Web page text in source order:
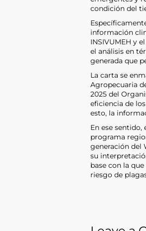
condición del
información
INSIVUMEH y
el análisis en
generada que
La carta se
Agropecuaria
2025 del
eficiencia de
esto, la
En ese
programa
generación del
su
base con la que
riesgo de